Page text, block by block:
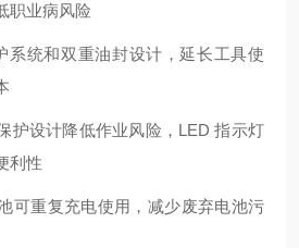
职业病风险
系统和双重油封设计，延长工具使
护设计降低作业风险，LED 指示灯
利性
可重复充电使用，减少废弃电池污